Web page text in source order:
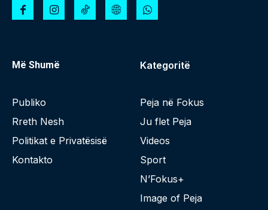
Më Shumë
Publiko
Rreth Nesh
Politikat e Privatësisë
Kontakto
Kategoritë
Peja në Fokus
Ju flet Peja
Videos
Sport
N’Fokus+
Image of Peja